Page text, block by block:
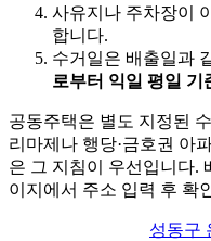
사유지나 주차장이
합니다.
수거일은 배출일과
로부터 익일 평일 기
공동주택은 별도 지정된
리마제나 행당·금호권 아
은 그 지침이 우선입니다.
이지에서 주소 입력 후 확
성동구